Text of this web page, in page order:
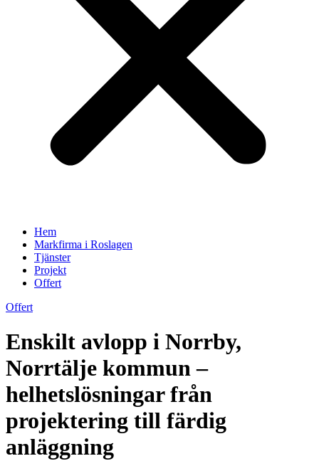
Hem
Markfirma i Roslagen
Tjänster
Projekt
Offert
Offert
Enskilt avlopp i Norrby,
Norrtälje kommun –
helhetslösningar från
projektering till färdig
anläggning